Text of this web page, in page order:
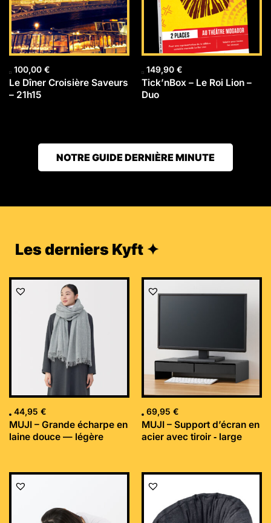
100,00 €
Le Dîner Croisière Saveurs
– 21h15
149,90 €
Tick’nBox – Le Roi Lion –
Duo
NOTRE GUIDE DERNIÈRE MINUTE
Les derniers Kyft ✦
44,95 €
MUJI – Grande écharpe en
laine douce — légère
69,95 €
MUJI – Support d’écran en
acier avec tiroir ‐ large